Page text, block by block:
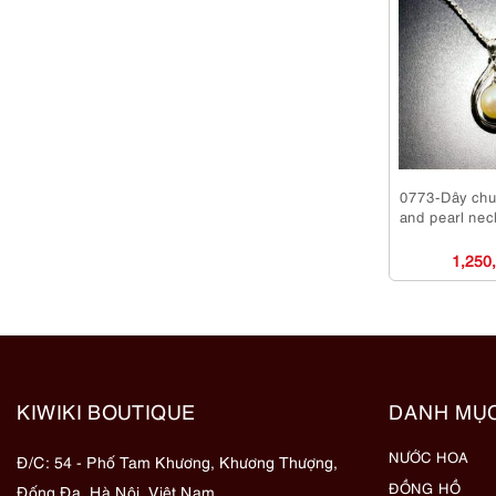
0773-Dây
and pearl
KIWIKI BOUTIQUE
Đ/C: 54 - Phố Tam Khương, Khương Thượng,
Đống Đa, Hà Nội, Việt Nam
DANH
NƯỚC HOA
ĐỒNG HỒ